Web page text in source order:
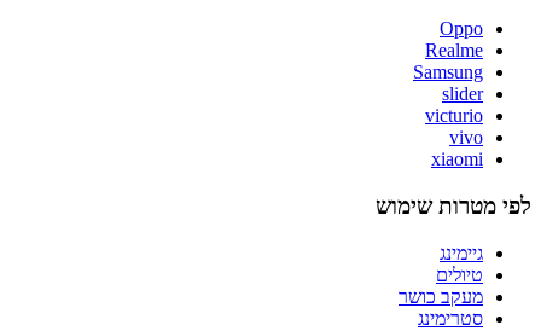
Oppo
Realme
Samsung
slider
victurio
vivo
xiaomi
לפי מטרות שימוש
גיימינג
טיולים
מעקב כושר
סטרימינג